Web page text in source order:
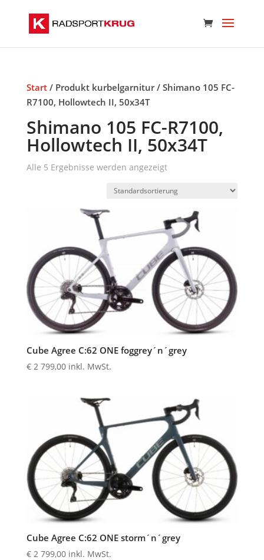
Start/ Produkt kurbelgarnitur / Shimano 105 FC-
R7100, Hollowtech II, 50x34T
Shimano 105 FC-R7100,
Hollowtech II, 50x34T
Alle 5 Ergebnisse werden angezeigt
Cube Agree C:62 ONE foggrey´n´grey
€2 799,00 inkl. MwSt.
Cube Agree C:62 ONE storm´n´grey
€2 799,00 inkl. MwSt.